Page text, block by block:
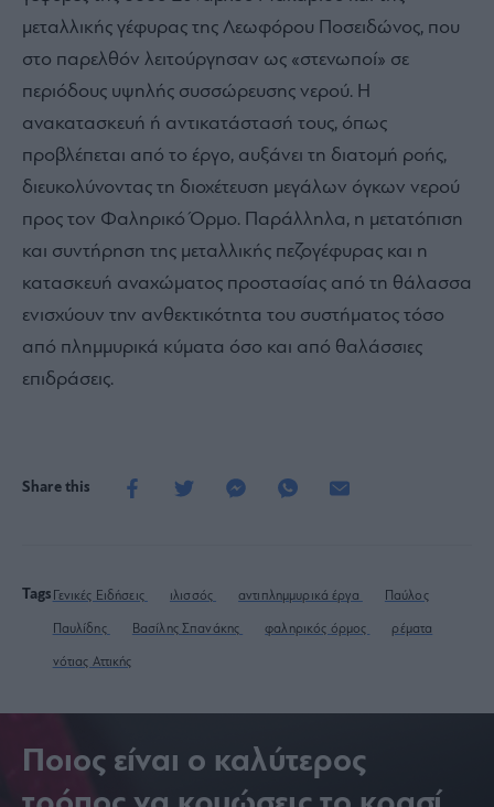
μεταλλικής γέφυρας της Λεωφόρου Ποσειδώνος, που
στο παρελθόν λειτούργησαν ως «στενωποί» σε
περιόδους υψηλής συσσώρευσης νερού. Η
ανακατασκευή ή αντικατάστασή τους, όπως
προβλέπεται από το έργο, αυξάνει τη διατομή ροής,
διευκολύνοντας τη διοχέτευση μεγάλων όγκων νερού
προς τον Φαληρικό Όρμο. Παράλληλα, η μετατόπιση
και συντήρηση της μεταλλικής πεζογέφυρας και η
κατασκευή αναχώματος προστασίας από τη θάλασσα
ενισχύουν την ανθεκτικότητα του συστήματος τόσο
από πλημμυρικά κύματα όσο και από θαλάσσιες
επιδράσεις.
Share this
Tags Γενικές Ειδήσεις ιλισσός αντιπλημμυρικά έργα Παύλος
Παυλίδης Βασίλης Σπανάκης φαληρικός όρμος ρέματα
νότιας Αττικής
Ποιος είναι ο καλύτερος